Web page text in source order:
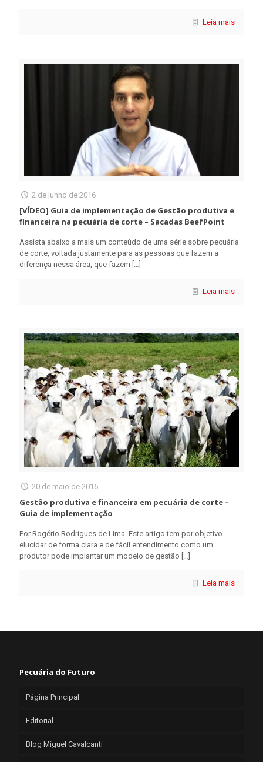
Leia mais
2 de junho de 2016
[VÍDEO] Guia de implementação de Gestão produtiva e
financeira na pecuária de corte – Sacadas BeefPoint
Assista abaixo a mais um conteúdo de uma série sobre pecuária
de corte, voltada justamente para as pessoas que fazem a
diferença nessa área, que fazem […]
Leia mais
20 de maio de 2016
Gestão produtiva e financeira em pecuária de corte –
Guia de implementação
Por Rogério Rodrigues de Lima. Este artigo tem por objetivo
elucidar de forma clara e de fácil entendimento como um
produtor pode implantar um modelo de gestão […]
Leia mais
Pecuária do Futuro
Página Principal
Editorial
Blog Miguel Cavalcanti